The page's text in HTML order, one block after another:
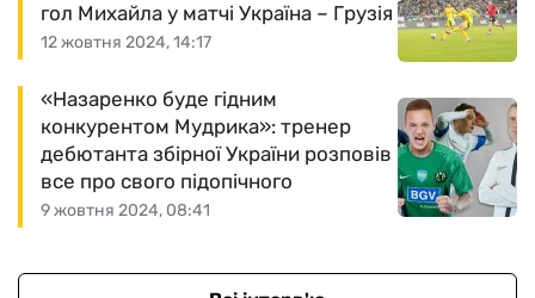
12 жовтня 2024, 14:17
гол Михайла у матчі Україна – Грузія
9 жовтня 2024, 08:41
«Назаренко буде гідним
конкурентом Мудрика»: тренер
дебютанта збірної України розповів
все про свого підопічного